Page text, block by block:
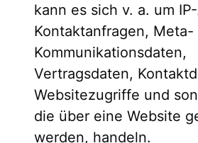
kann es sich v. a. um
Kontaktanfragen, Meta-
Kommunikationsdaten,
Vertragsdaten,
Websitezugriffe und
die über eine Website
werden, handeln.